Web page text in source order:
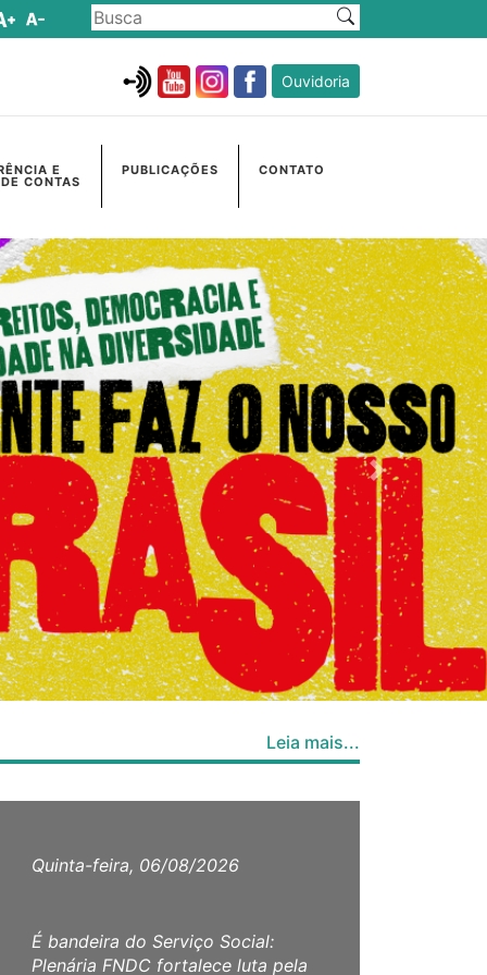
Ouvidoria
E
CONTAS
PUBLICAÇÕES CONTATO
Próximo
Leia mais...
Quinta-feira, 06/08/2026
É bandeira do Serviço Social:
Plenária FNDC fortalece luta pela